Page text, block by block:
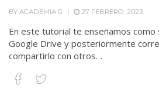
BY ACADEMIA G 27 FEBRERO, 2023
En este tutorial te enseñamos como
Google Drive y posteriormente
compartirlo con otros…